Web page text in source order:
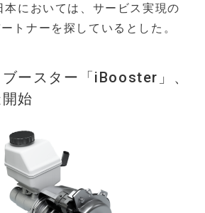
本においては、サービス実現の
トナーを探しているとした。
ースター「iBooster」、
始